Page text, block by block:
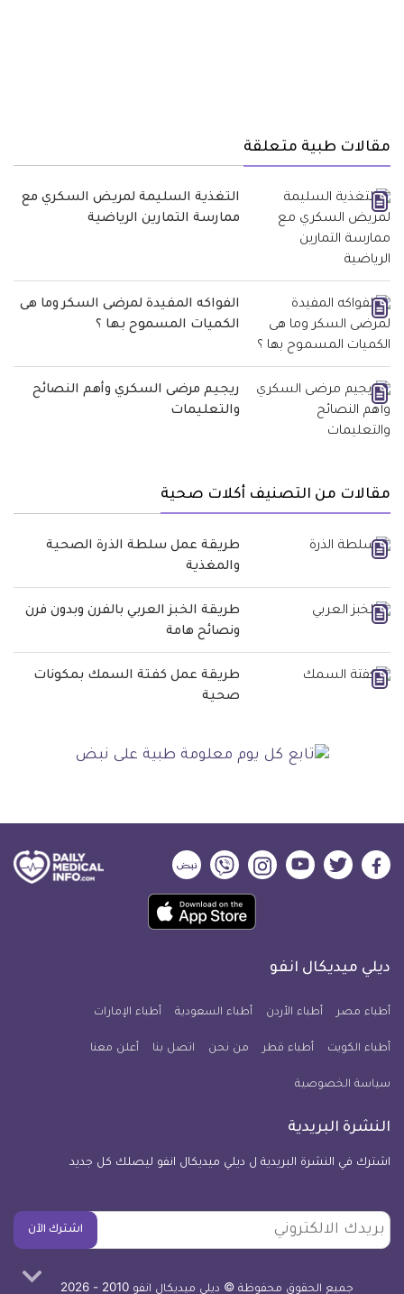
مقالات طبية متعلقة
التغذية السليمة لمريض السكري مع
ممارسة التمارين الرياضية
الفواكه المفيدة لمرضى السكر وما هى
الكميات المسموح بها ؟
ريجيم مرضى السكري وأهم النصائح
والتعليمات
مقالات من التصنيف أكلات صحية
طريقة عمل سلطة الذرة الصحية
والمغذية
طريقة الخبز العربي بالفرن وبدون فرن
ونصائح هامة
طريقة عمل كفتة السمك بمكونات
صحية
ديلي
فيسبوك
ديلي
تويتر
ديلي
ميديكال
يوتيوب
ديلي
ميديكال
انفو
ديلي
ميديكال
انفو
ديلي
ميديكال
انفو
حمل
تطبيق
معلومة
للآيفون
ديلي ميديكال انفو
أطباء مصر أطباء الأردن أطباء السعودية أطباء الإمارات
أطباء الكويت أطباء قطر من نحن اتصل بنا أعلن معنا
سياسة الخصوصية
النشرة البريدية
اشترك في النشرة البريدية ل ديلي ميديكال انفو ليصلك كل جديد
بريدك
الالكتروني
اشترك الآن
جميع الحقوق محفوظة © ديلي ميديكال انفو 2010 - 2026